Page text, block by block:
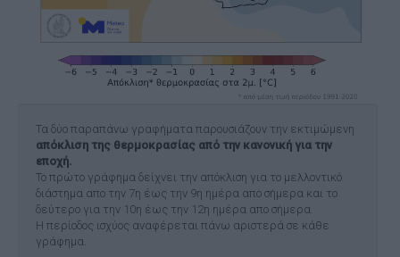
Τα δύο παραπάνω γραφήματα παρουσιάζουν την εκτιμώμενη
απόκλιση της θερμοκρασίας από την κανονική για την
εποχή.
Το πρώτο γράφημα δείχνει την απόκλιση για το μελλοντικό
διάστημα απο την 7η έως την 9η ημέρα απο σήμερα και το
δεύτερο για την 10η έως την 12η ημέρα απο σήμερα.
Η περίοδος ισχύος αναφέρεται πάνω αριστερά σε κάθε
γράφημα.